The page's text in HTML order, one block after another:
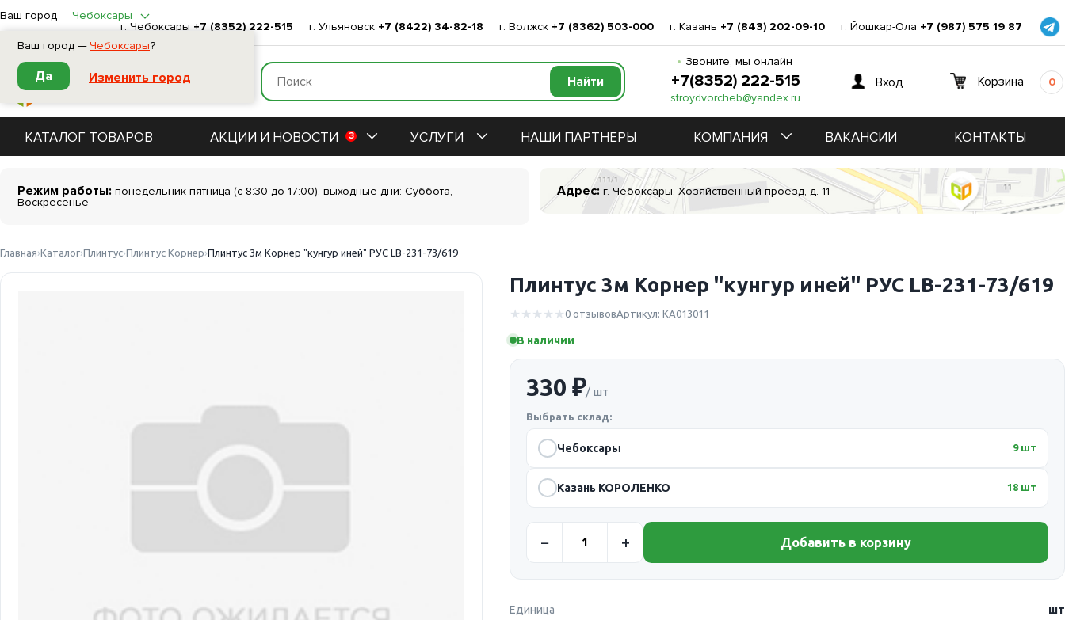
Ваш город —Чебоксары?
Да Изменить город
Ваш город
Чебоксары
г. Чебоксары +7 (8352) 222-515 г. Ульяновск +7 (8422) 34-82-18 г. Волжск +7 (8362) 503-000 г. Казань +7 (843) 202-09-10 г. Йошкар-Ола +7 (987) 575 19 87
Звоните, мы онлайн
+7(8352) 222-515
stroydvorcheb@yandex.ru
Вход Корзина 0
КАТАЛОГ ТОВАРОВ АКЦИИ И НОВОСТИ 3 УСЛУГИ НАШИ ПАРТНЕРЫ КОМПАНИЯ ВАКАНСИИ КОНТАКТЫ
Режим работы: понедельник-пятница (с 8:30 до 17:00), выходные дни: Суббота,
Воскресенье
Адрес: г. Чебоксары, Хозяйственный проезд, д. 11
Главная Каталог Плинтус Плинтус Корнер Плинтус 3м Корнер "кунгур иней" РУС LB-231-73/619
Плинтус 3м Корнер "кунгур иней" РУС LB-231-73/619
0 отзывовАртикул: КА013011
В наличии
330 ₽/ шт
Выбрать склад:
Чебоксары 9 шт
Казань КОРОЛЕНКО 18 шт
Добавить в корзину
Единица шт